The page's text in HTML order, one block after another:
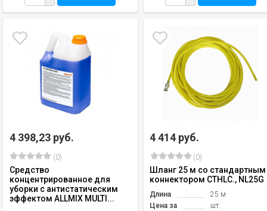
4 398,23 руб.
(0)
Средство
концентрированное для
уборки с антистатическим
эффектом ALLMIX MULTI...
4 414 руб.
(0)
Шланг 25 м со стандартным
коннектором CTHLC., NL25G
Длина
25 м
Цена за
шт.